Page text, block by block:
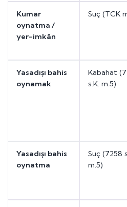
Kumar
oynatma /
yer-imkân
Suç (TCK
Yasadışı bahis
oynamak
Kabahat
s.K. m.5)
Yasadışı bahis
oynatma
Suç (7258
m.5)